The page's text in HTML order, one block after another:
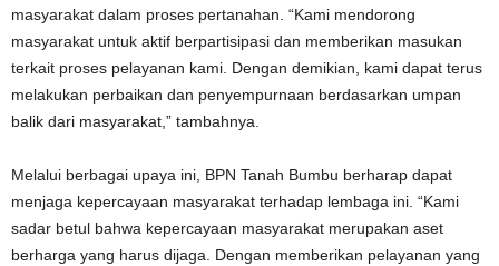
masyarakat dalam proses pertanahan. “Kami mendorong
masyarakat untuk aktif berpartisipasi dan memberikan masukan
terkait proses pelayanan kami. Dengan demikian, kami dapat terus
melakukan perbaikan dan penyempurnaan berdasarkan umpan
balik dari masyarakat,” tambahnya.
Melalui berbagai upaya ini, BPN Tanah Bumbu berharap dapat
menjaga kepercayaan masyarakat terhadap lembaga ini. “Kami
sadar betul bahwa kepercayaan masyarakat merupakan aset
berharga yang harus dijaga. Dengan memberikan pelayanan yang